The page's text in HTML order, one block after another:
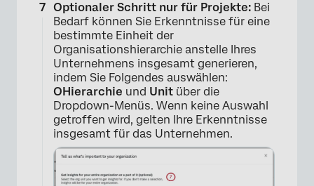
×
Optionaler Schritt nur für Projekte: Bei
Bedarf können Sie Erkenntnisse für eine
bestimmte Einheit der
Organisationshierarchie anstelle Ihres
Unternehmens insgesamt generieren,
indem Sie Folgendes auswählen:
OHierarchie und Unit über die
Dropdown-Menüs. Wenn keine Auswahl
getroffen wird, gelten Ihre Erkenntnisse
insgesamt für das Unternehmen.